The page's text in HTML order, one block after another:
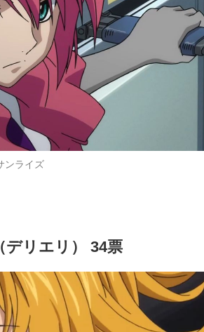
ンライズ
デリエリ） 34票